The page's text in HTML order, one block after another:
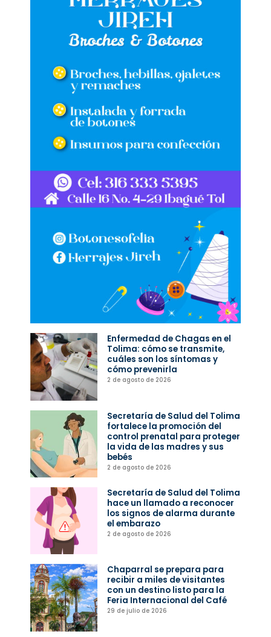
Enfermedad de Chagas en el
Tolima: cómo se transmite,
cuáles son los síntomas y
cómo prevenirla
2 de agosto de 2026
Secretaría de Salud del Tolima
fortalece la promoción del
control prenatal para proteger
la vida de las madres y sus
bebés
2 de agosto de 2026
Secretaría de Salud del Tolima
hace un llamado a reconocer
los signos de alarma durante
el embarazo
2 de agosto de 2026
Chaparral se prepara para
recibir a miles de visitantes
con un destino listo para la
Feria Internacional del Café
29 de julio de 2026